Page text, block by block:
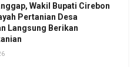
Wakil Bupati Cirebon
Pertanian Desa
Langsung Berikan